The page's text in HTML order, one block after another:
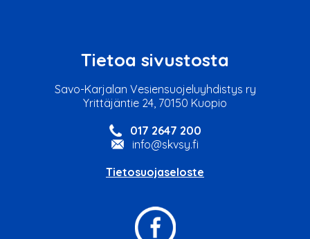
Tietoa sivustosta
Savo-Karjalan Vesiensuojeluyhdistys ry
Yrittäjäntie 24, 70150 Kuopio
017 2647 200
info@skvsy.fi
Tietosuojaseloste